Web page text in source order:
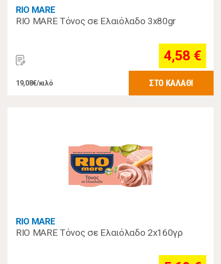
RIO MARE
RIO MARE Τόνος σε Ελαιόλαδο 3x80gr
4,58 €
19,08€/κιλό ΣΤΟ ΚΑΛΑΘΙ
RIO MARE
RIO MARE Τόνος σε Ελαιόλαδο 2x160γρ